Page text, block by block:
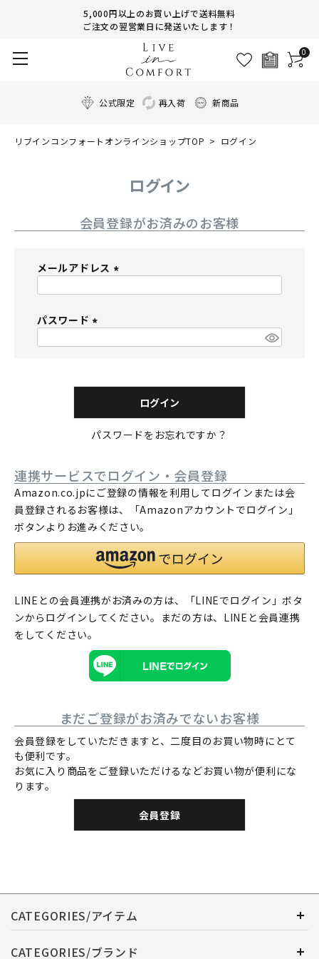
5,000円以上のお買い上げで送料無料
ご注文の翌営業日に発送いたします！
0
公式限定 再入荷 新商品
リブインコンフォートオンラインショップTOP ログイン
ログイン
会員登録がお済みのお客様
メールアドレス
パスワード
)
ログイン
パスワードをお忘れですか？
連携サービスでログイン・会員登録
Amazon.co.jpにご登録の情報を利用してログインまたは会
員登録されるお客様は、「Amazonアカウントでログイン」
ボタンよりお進みください。
LINEとの会員連携がお済みの方は、「LINEでログイン」ボタ
ンからログインしてください。まだの方は、 LINEと会員連携
をしてください。
まだご登録がお済みでないお客様
会員登録をしていただきますと、二度目のお買い物時にとて
も便利です。
お気に入り商品をご登録いただけるなどお買い物が便利にな
ります。
会員登録
CATEGORIES/アイテム
CATEGORIES/ブランド